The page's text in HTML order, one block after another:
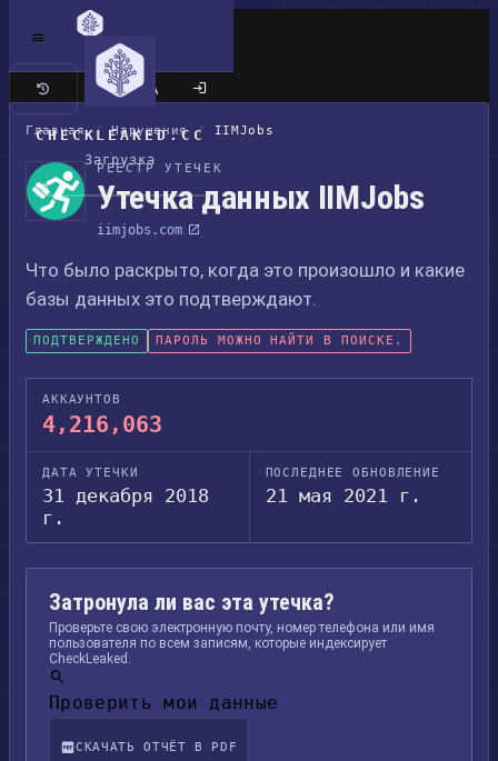
CHECKLEAKED.CC
Загрузка
Классический сайт
Главная / Нарушения / IIMJobs
РЕЕСТР УТЕЧЕК
Утечка данных IIMJobs
iimjobs.com
Что было раскрыто, когда это произошло и какие
базы данных это подтверждают.
ПОДТВЕРЖДЕНО ПАРОЛЬ МОЖНО НАЙТИ В ПОИСКЕ.
АККАУНТОВ
4,216,063
ДАТА УТЕЧКИ
31 декабря 2018
г.
ПОСЛЕДНЕЕ ОБНОВЛЕНИЕ
21 мая 2021 г.
Затронула ли вас эта утечка?
Проверьте свою электронную почту, номер телефона или имя
пользователя по всем записям, которые индексирует
CheckLeaked.
Проверить мои данные
СКАЧАТЬ ОТЧЁТ В PDF